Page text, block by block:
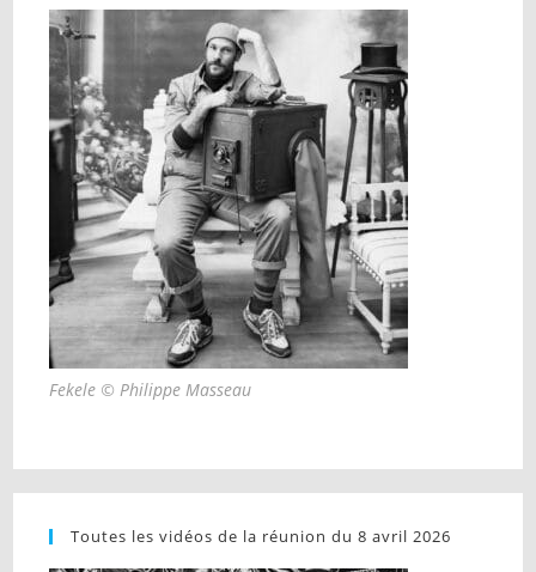
Fekele © Philippe Masseau
Toutes les vidéos de la réunion du 8 avril 2026